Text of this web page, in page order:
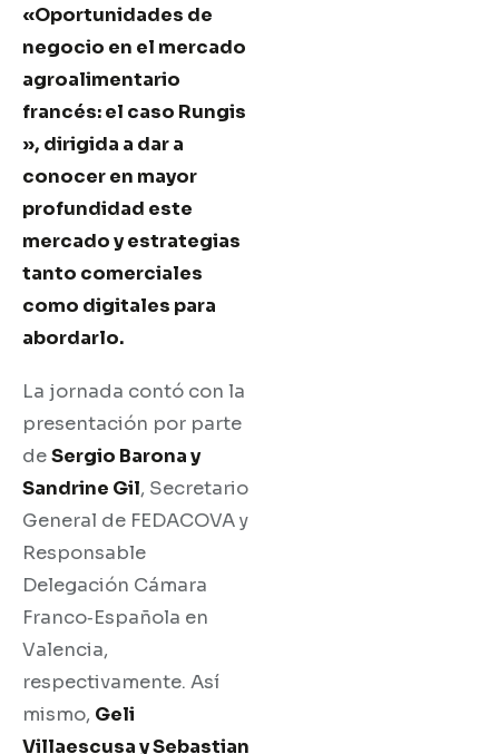
«Oportunidades de
negocio en el mercado
agroalimentario
francés: el caso Rungis
», dirigida a dar a
conocer en mayor
profundidad este
mercado y estrategias
tanto comerciales
como digitales para
abordarlo.
La jornada contó con la
presentación por parte
deSergio Barona y
Sandrine Gil, Secretario
General de FEDACOVA y
Responsable
Delegación Cámara
Franco‐Española en
Valencia,
respectivamente. Así
mismo, Geli
Villaescusa y Sebastian